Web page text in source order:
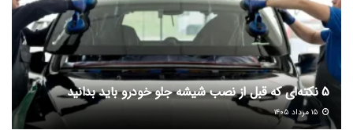
5 نکته‌ای که قبل از نصب شیشه جلو خودرو باید بدانید